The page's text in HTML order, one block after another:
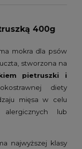
400g
mokra dla psów
stworzona na
pietruszki i
diety
mięsa w celu
alergicznych lub
najwyższej klasy